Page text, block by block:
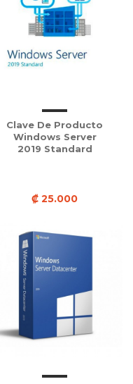
Clave De Producto
Windows Server
2019 Standard
₡ 25.000